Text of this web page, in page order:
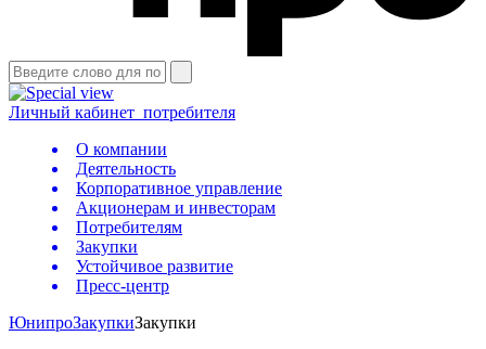
Личный кабинет потребителя
О компании
Деятельность
Корпоративное управление
Акционерам и инвесторам
Потребителям
Закупки
Устойчивое развитие
Пресс-центр
ЮнипроЗакупкиЗакупки